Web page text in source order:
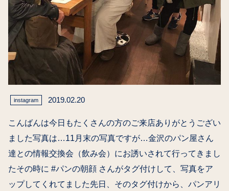
instagram 2019.02.20
こんばんは今日もたくさんの方のご来店ありがとうござい
ました写真は…11月末の写真ですが…金沢のパン屋さん
達との情報交換会（飲み会）にお誘いされて行ってきまし
たその時に #パンの朝顔 さんがタグ付けして、写真をア
ップしてくれてました先日、そのタグ付けから、パンアリ